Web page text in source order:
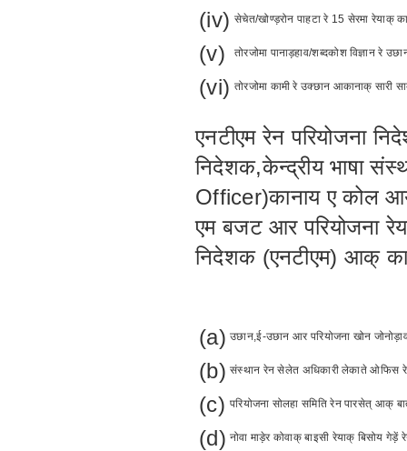
(iv) सेचेत/खोण्ड़रोन पाहटा रे 15 सेरमा रेयाक्
(v) तोरजोमा पानाड़हाव/शब्दकोश विज्ञान रे
(vi) तोरजोमा कामी रे उक्छान आकानाक् सारी
एनटीएम रेन परियोजना
निदेशक,केन्द्रीय भाषा
Officer)कानाय ए कोल
एम बजट आर परियोजना
निदेशक (एनटीएम) आक्
(a) उछान,ई-उछान आर परियोजना खोन
(b) संस्थान रेन सेलेत अधिकारी लेकाते ओफिस
(c) परियोजना सोलहा समिति रेन पारसेत् आक्
(d) नोवा माड़ेर कोवाक् बाइसी रेयाक् बिसोय गेड़ें